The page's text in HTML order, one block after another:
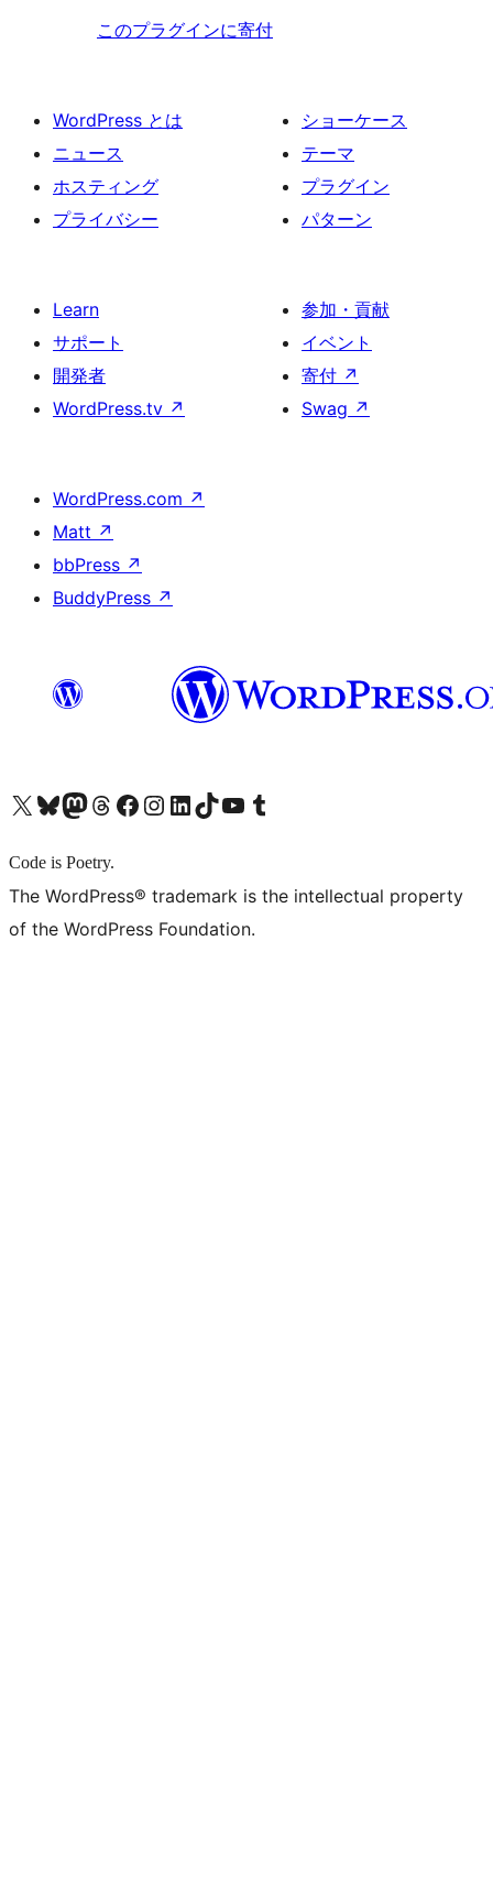
このプラグインに寄付
WordPress とは
ニュース
ホスティング
プライバシー
ショーケース
テーマ
プラグイン
パターン
Learn
サポート
開発者
WordPress.tv ↗
参加・貢献
イベント
寄付 ↗
Swag ↗
WordPress.com ↗
Matt ↗
bbPress ↗
BuddyPress ↗
X (旧 Twitter) アカウントへBluesky アカウントへMastodon アカウントへThreads アカウントへ Facebook ページへInstagram アカウントへ LinkedIn アカウントへTikTok アカウントへYouTube チャンネルへ Tumblr アカウントへ
Code is Poetry.
The WordPress® trademark is the intellectual property
of the WordPress Foundation.